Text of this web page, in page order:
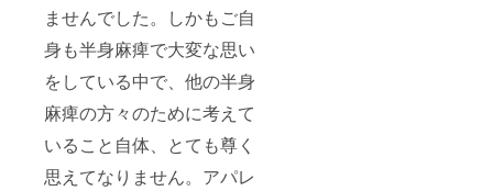
ませんでした。しかもご自
身も半身麻痺で大変な思い
をしている中で、他の半身
麻痺の方々のために考えて
いること自体、とても尊く
思えてなりません。アパレ